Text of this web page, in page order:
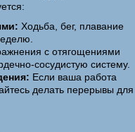
Ходьба, бег, плавание
с отягощениями
сосудистую систему.
Если ваша работа
делать перерывы для